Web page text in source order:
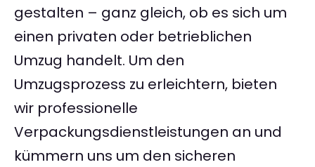
gestalten – ganz gleich, ob es sich um
einen privaten oder betrieblichen
Umzug handelt. Um den
Umzugsprozess zu erleichtern, bieten
wir professionelle
Verpackungsdienstleistungen an und
kümmern uns um den sicheren